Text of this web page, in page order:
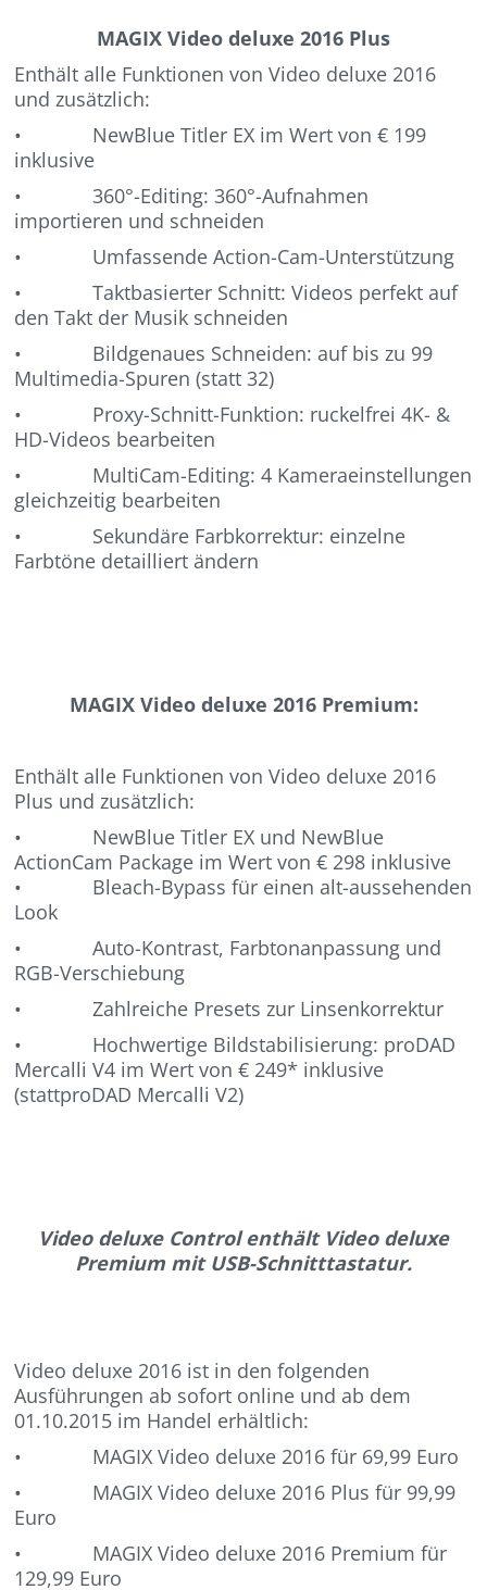
MAGIX Video deluxe 2016 Plus
Enthält alle Funktionen von Video deluxe 2016
und zusätzlich:
• NewBlue Titler EX im Wert von € 199
inklusive
• 360°-Editing: 360°-Aufnahmen
importieren und schneiden
• Umfassende Action-Cam-Unterstützung
• Taktbasierter Schnitt: Videos perfekt auf
den Takt der Musik schneiden
• Bildgenaues Schneiden: auf bis zu 99
Multimedia-Spuren (statt 32)
• Proxy-Schnitt-Funktion: ruckelfrei 4K- &
HD-Videos bearbeiten
• MultiCam-Editing: 4 Kameraeinstellungen
gleichzeitig bearbeiten
• Sekundäre Farbkorrektur: einzelne
Farbtöne detailliert ändern
MAGIX Video deluxe 2016 Premium:
Enthält alle Funktionen von Video deluxe 2016
Plus und zusätzlich:
• NewBlue Titler EX und NewBlue
ActionCam Package im Wert von € 298 inklusive
• Bleach-Bypass für einen alt-aussehenden
Look
• Auto-Kontrast, Farbtonanpassung und
RGB-Verschiebung
• Zahlreiche Presets zur Linsenkorrektur
• Hochwertige Bildstabilisierung: proDAD
Mercalli V4 im Wert von € 249* inklusive
(stattproDAD Mercalli V2)
Video deluxe Control enthält Video deluxe
Premium mit USB-Schnitttastatur.
Video deluxe 2016 ist in den folgenden
Ausführungen ab sofort online und ab dem
01.10.2015 im Handel erhältlich:
• MAGIX Video deluxe 2016 für 69,99 Euro
• MAGIX Video deluxe 2016 Plus für 99,99
Euro
• MAGIX Video deluxe 2016 Premium für
129,99 Euro